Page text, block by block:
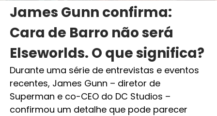
James Gunn confirma:
Cara de Barro não será
Elseworlds. O que significa?
Durante uma série de entrevistas e eventos
recentes, James Gunn – diretor de
Superman e co-CEO do DC Studios –
confirmou um detalhe que pode parecer